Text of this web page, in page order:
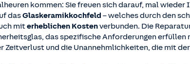
kommen: Sie freuen sich darauf, mal
dasGlaskeramikkochfeld – welches durch den
miterheblichen Kostenverbunden. Die
das spezifische Anforderungen erfüllen
Zeitverlust und die Unannehmlichkeiten, die mit